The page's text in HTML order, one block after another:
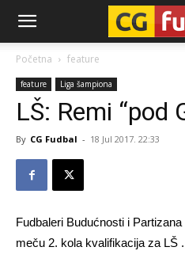
CG-
Fudbal
Početna feature
feature Liga šampiona
LŠ: Remi “pod
By CG Fudbal - 18 Jul 2017. 22:33
Fudbaleri Budućnosti i
meču 2. kola kvalifikacija za LŠ .